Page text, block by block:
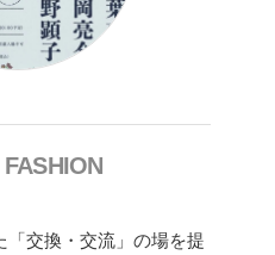
「交換・交流」の場を提